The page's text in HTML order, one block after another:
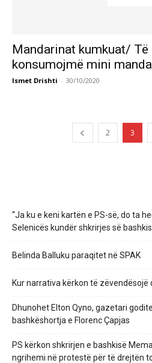
Mandarinat kumkuat/ Të
konsumojmë mini
Ismet Drishti - 30/10/2020
2 3
“Ja ku e keni kartën e PS-së, do ta
Selenicës kundër shkrirjes së
Belinda Balluku paraqitet në SPAK
Kur narrativa kërkon të zëvendësojë
Dhunohet Elton Qyno, gazetari
bashkëshortja e Florenc Çapjas
PS kërkon shkrirjen e bashkisë
ngrihemi në protestë për të drejtën